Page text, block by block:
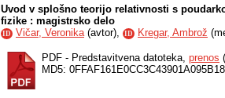
Uvod v splošno teorijo relativnosti s
fizike : magistrsko delo
ID Vičar, Veronika(avtor), ID Kregar, Ambrož (
PDF - Predstavitvena datoteka, prenos
MD5: